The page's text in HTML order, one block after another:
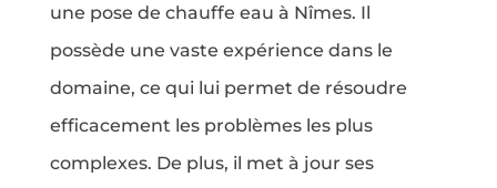
une pose de chauffe eau à Nîmes. Il
possède une vaste expérience dans le
domaine, ce qui lui permet de résoudre
efficacement les problèmes les plus
complexes. De plus, il met à jour ses